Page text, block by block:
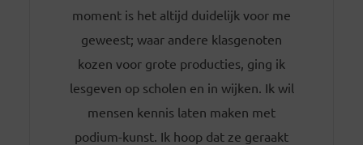
moment is het altijd duidelijk voor me
geweest; waar andere klasgenoten
kozen voor grote producties, ging ik
lesgeven op scholen en in wijken. Ik wil
mensen kennis laten maken met
podium-kunst. Ik hoop dat ze geraakt